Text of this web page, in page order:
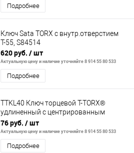
Подробнее
Ключ Sata TORX с внутр.отверстием
Т-55, S84514
620 руб. / шт
Актуальную цену и наличие уточняйте 8 914 55 80 533
Подробнее
TTKL40 Ключ торцевой T-TORX®
удлиненный с центрированным
штифтом, T40H
76 руб. / шт
Актуальную цену и наличие уточняйте 8 914 55 80 533
Подробнее